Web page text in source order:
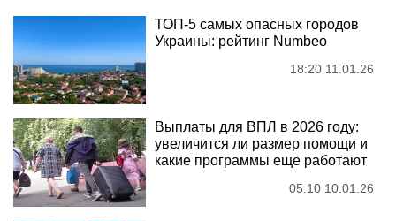
ТОП-5 самых опасных городов
Украины: рейтинг Numbeo
18:20 11.01.26
Выплаты для ВПЛ в 2026 году:
увеличится ли размер помощи и
какие программы еще работают
05:10 10.01.26